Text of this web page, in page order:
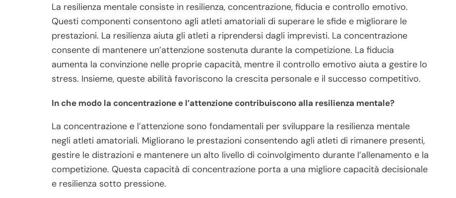
La resilienza mentale consiste in resilienza, concentrazione, fiducia e controllo emotivo.
Questi componenti consentono agli atleti amatoriali di superare le sfide e migliorare le
prestazioni. La resilienza aiuta gli atleti a riprendersi dagli imprevisti. La concentrazione
consente di mantenere un’attenzione sostenuta durante la competizione. La fiducia
aumenta la convinzione nelle proprie capacità, mentre il controllo emotivo aiuta a gestire lo
stress. Insieme, queste abilità favoriscono la crescita personale e il successo competitivo.
In che modo la concentrazione e l’attenzione contribuiscono alla resilienza mentale?
La concentrazione e l’attenzione sono fondamentali per sviluppare la resilienza mentale
negli atleti amatoriali. Migliorano le prestazioni consentendo agli atleti di rimanere presenti,
gestire le distrazioni e mantenere un alto livello di coinvolgimento durante l’allenamento e la
competizione. Questa capacità di concentrazione porta a una migliore capacità decisionale
e resilienza sotto pressione.